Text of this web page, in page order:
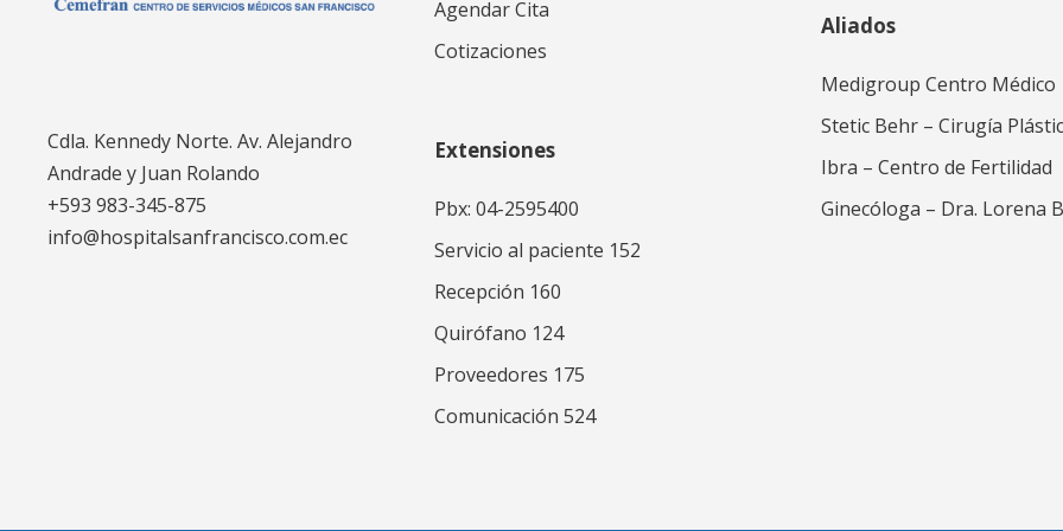
Cdla. Kennedy Norte. Av. Alejandro
Andrade y Juan Rolando
+593 983-345-875
info@hospitalsanfrancisco.com.ec
Agendar Cita
Cotizaciones
Extensiones
Pbx: 04-2595400
Servicio al paciente 152
Recepción 160
Quirófano 124
Proveedores 175
Comunicación 524
Aliados
Medigroup Centro Médico
Stetic Behr – Cirugía
Ibra – Centro de Fertilidad
Ginecóloga – Dra. Lorena